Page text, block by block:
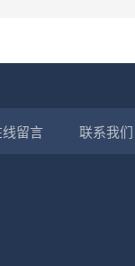
留言 联系我们